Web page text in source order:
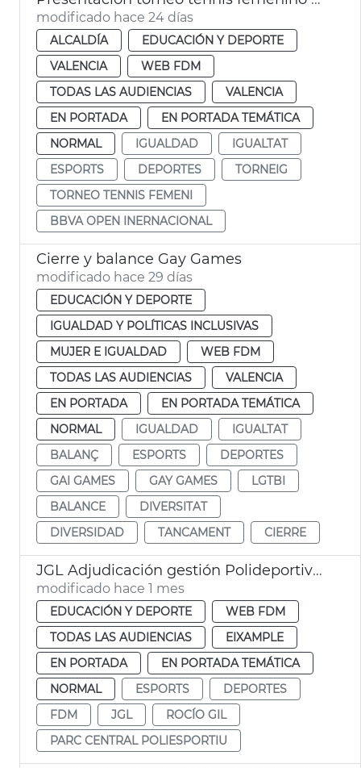
modificado hace 24 días
ALCALDÍA
EDUCACIÓN Y DEPORTE
VALENCIA
WEB FDM
TODAS LAS AUDIENCIAS
VALENCIA
EN PORTADA
EN PORTADA TEMÁTICA
NORMAL
IGUALDAD
IGUALTAT
ESPORTS
DEPORTES
TORNEIG
TORNEO TENNIS FEMENI
BBVA OPEN INERNACIONAL
Cierre y balance Gay Games
modificado hace 29 días
EDUCACIÓN Y DEPORTE
IGUALDAD Y POLÍTICAS INCLUSIVAS
MUJER E IGUALDAD
WEB FDM
TODAS LAS AUDIENCIAS
VALENCIA
EN PORTADA
EN PORTADA TEMÁTICA
NORMAL
IGUALDAD
IGUALTAT
BALANÇ
ESPORTS
DEPORTES
GAI GAMES
GAY GAMES
LGTBI
BALANCE
DIVERSITAT
DIVERSIDAD
TANCAMENT CIERRE
JGL Adjudicación gestión Polideportivo Parc Central
modificado hace 1 mes
EDUCACIÓN Y DEPORTE
WEB FDM
TODAS LAS AUDIENCIAS
EIXAMPLE
EN PORTADA
EN PORTADA TEMÁTICA
NORMAL
ESPORTS
DEPORTES
FDM
JGL
ROCÍO GIL
PARC CENTRAL POLIESPORTIU